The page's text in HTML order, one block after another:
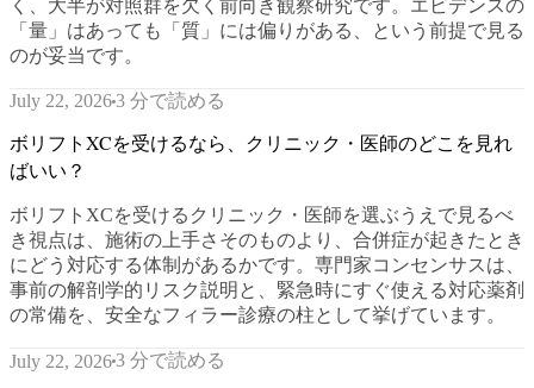
く、大半が対照群を欠く前向き観察研究です。エビデンスの
「量」はあっても「質」には偏りがある、という前提で見る
のが妥当です。
July 22, 20263 分で読める
ボリフトXCを受けるなら、クリニック・医師のどこを見れ
ばいい？
ボリフトXCを受けるクリニック・医師を選ぶうえで見るべ
き視点は、施術の上手さそのものより、合併症が起きたとき
にどう対応する体制があるかです。専門家コンセンサスは、
事前の解剖学的リスク説明と、緊急時にすぐ使える対応薬剤
の常備を、安全なフィラー診療の柱として挙げています。
July 22, 20263 分で読める